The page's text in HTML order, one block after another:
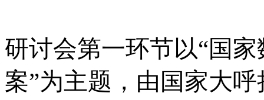
研讨会第一环节以“国
案”为主题，由国家大